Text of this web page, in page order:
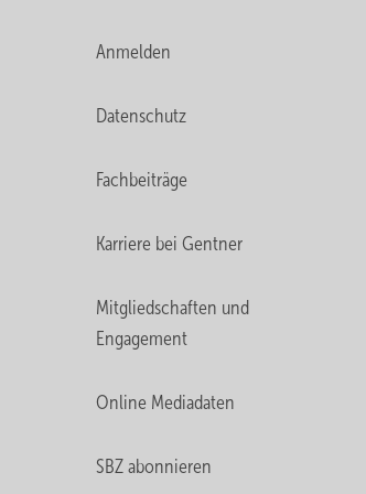
Anmelden
Datenschutz
Fachbeiträge
Karriere bei Gentner
Mitgliedschaften und
Engagement
Online Mediadaten
SBZ abonnieren